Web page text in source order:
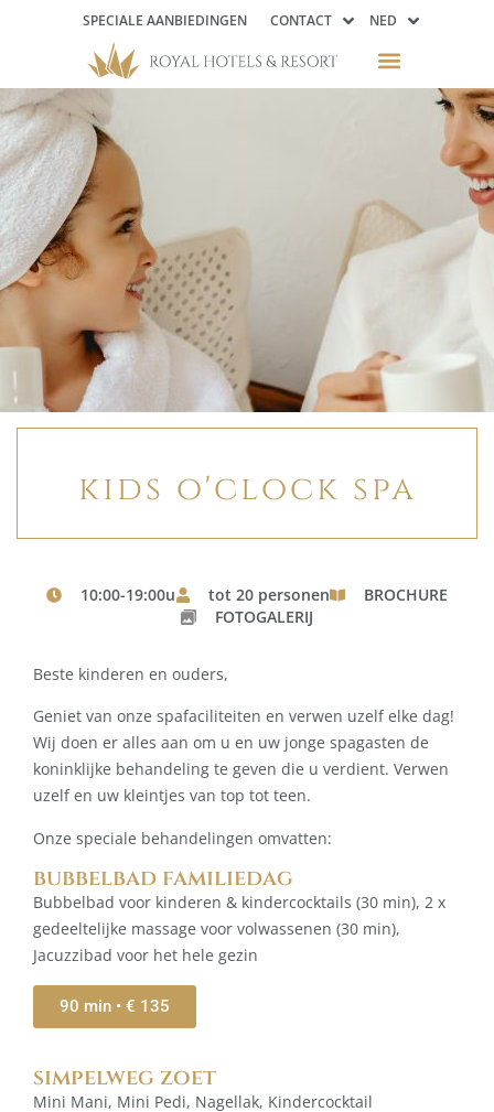
SPECIALE AANBIEDINGEN CONTACT NED
kids o'clock spa
10:00-19:00u tot 20 personen
BROCHURE
FOTOGALERIJ
Beste kinderen en ouders,
Geniet van onze spafaciliteiten en verwen uzelf elke dag!
Wij doen er alles aan om u en uw jonge spagasten de
koninklijke behandeling te geven die u verdient. Verwen
uzelf en uw kleintjes van top tot teen.
Onze speciale behandelingen omvatten:
bubbelbad familiedag
Bubbelbad voor kinderen & kindercocktails (30 min), 2 x
gedeeltelijke massage voor volwassenen (30 min),
Jacuzzibad voor het hele gezin
90 min • € 135
simpelweg zoet
Mini Mani, Mini Pedi, Nagellak, Kindercocktail